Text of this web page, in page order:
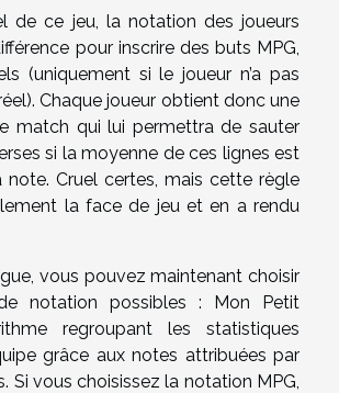
de ce jeu, la notation des joueurs
pour inscrire des buts MPG,
(uniquement si le joueur n’a pas
Chaque joueur obtient donc une
match qui lui permettra de sauter
si la moyenne de ces lignes est
note. Cruel certes, mais cette règle
la face de jeu et en a rendu
vous pouvez maintenant choisir
notation possibles : Mon Petit
regroupant les statistiques
grâce aux notes attribuées par
Si vous choisissez la notation MPG,